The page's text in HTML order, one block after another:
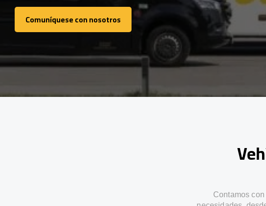
Comuníquese con nosotros
Comuníquese con nosotros
Contamos